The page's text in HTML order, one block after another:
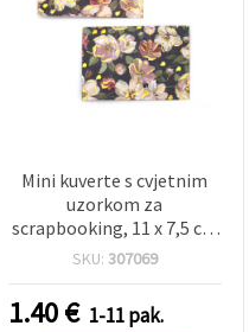
Mini kuverte s cvjetnim
uzorkom za
scrapbooking, 11 x 7,5 cm
– 10 kom
SKU: 307069
1.40€ 1-11 pak.